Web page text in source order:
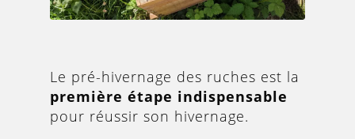
Le pré-hivernage des ruches est la
première étape indispensable
pour réussir son hivernage.